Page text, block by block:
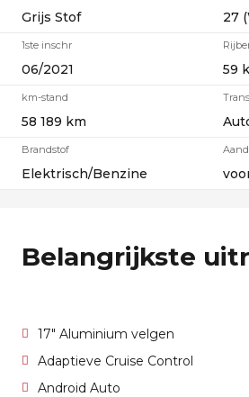
Grijs Stof
1ste inschr
06/2021
km-stand
58 189 km
Brandstof
Elektrisch/Benzine
27
59
Belangrijkste
17" Aluminium velgen
Adaptieve Cruise Control
Android Auto